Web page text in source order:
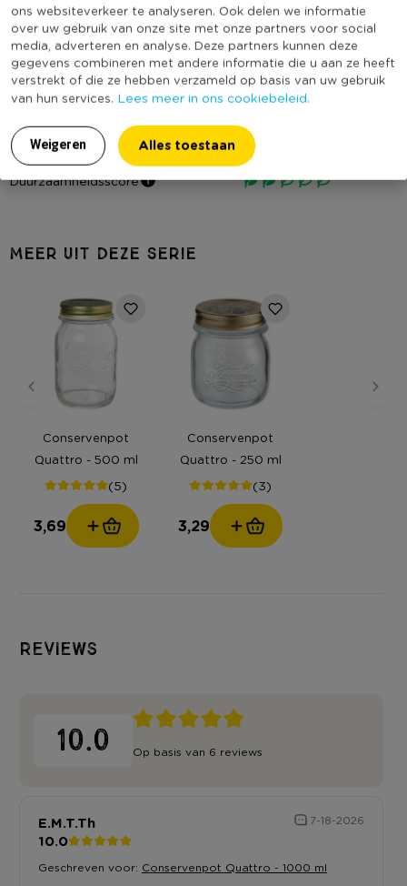
ons websiteverkeer te analyseren. Ook delen we informatie
over uw gebruik van onze site met onze partners voor social
media, adverteren en analyse. Deze partners kunnen deze
gegevens combineren met andere informatie die u aan ze heeft
verstrekt of die ze hebben verzameld op basis van uw gebruik
van hun services. Lees meer in ons cookiebeleid.
Weigeren Alles toestaan
• Geschikt voor vaatwasser en magnetronbestendig (behalve
deksel)
• Hittebestendig tot 100°C
Contactgegevens
Bormioli Rocco S.r.l, Viale Martiri della liberta 1, 43036 Fidenza,
Italië
shop.bormiolirocco.com/en/pages/contatti-e-assistenza
Diameter (cm)
8
Producthoogte (cm)
17
Kleur
Transparant
Inhoud in liter
1
Vaatwasmachine bestendig
Ja
Geschikt voor magnetron
Ja
Duurzaamheidsscore
MEER UIT DEZE SERIE
Conservenpot
Quattro - 500 ml
(5)
3,69
Conservenpot
Quattro - 250 ml
(3)
3,29
Reviews
10.0 Op basis van 6 reviews
E.M.T.Th 7-18-2026
10.0
Geschreven voor: Conservenpot Quattro - 1000 ml